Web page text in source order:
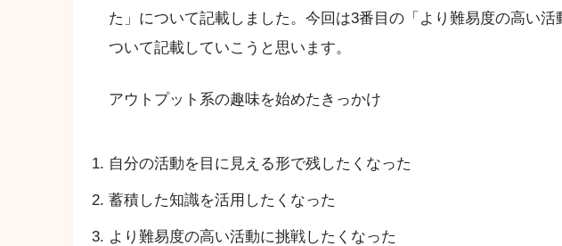
た」について記載しました。今回は3番目の「より難易度の高い
ついて記載していこうと思います。
アウトプット系の趣味を始めたきっかけ
自分の活動を目に見える形で残したくなった
蓄積した知識を活用したくなった
より難易度の高い活動に挑戦したくなった